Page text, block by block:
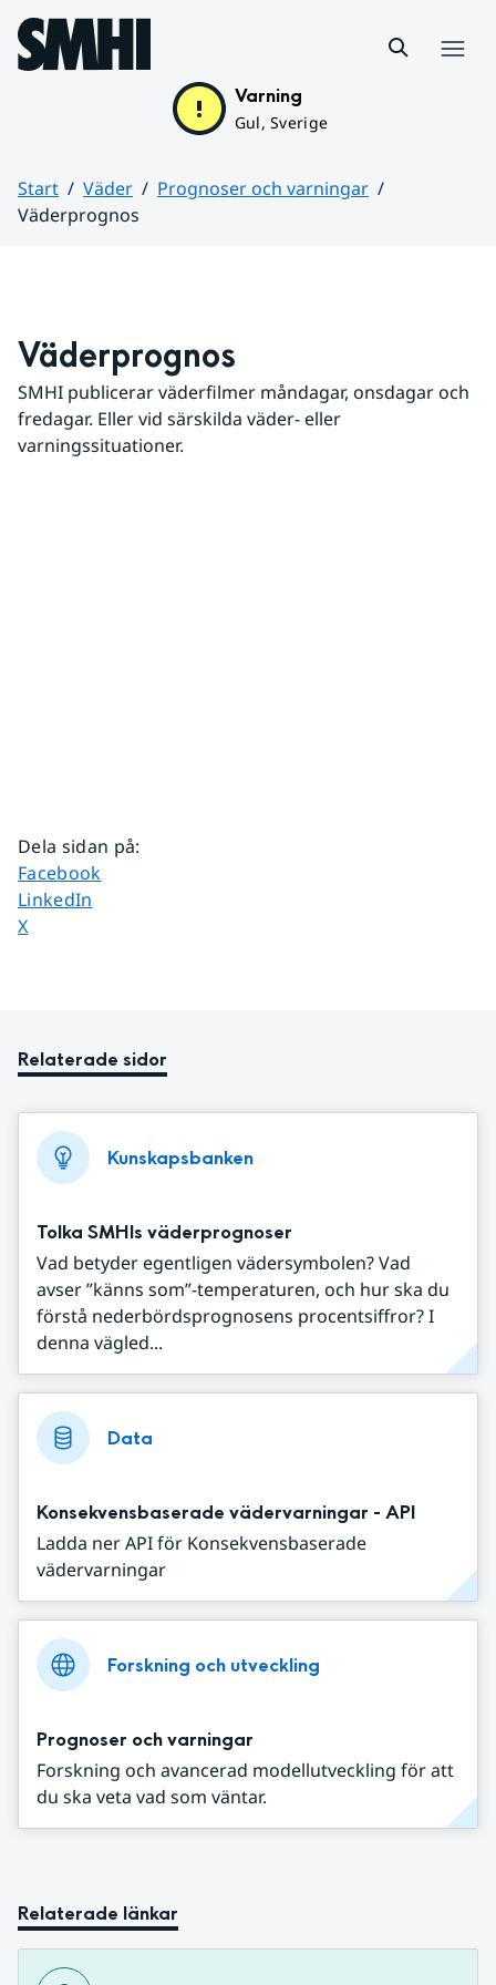
Hoppa till sidans innehåll
Varning
Gul, Sverige
Start Väder
Prognoser och varningar
Väderprognos
Väderprognos
SMHI publicerar väderfilmer måndagar, onsdagar och
fredagar. Eller vid särskilda väder- eller
varningssituationer.
Dela sidan på:
Dela sidan på
Facebook
Dela sidan på
LinkedIn
Dela sidan på
X
Relaterade sidor
Kunskapsbanken
Tolka SMHIs väderprognoser
Vad betyder egentligen vädersymbolen? Vad
avser ”känns som”-temperaturen, och hur ska du
förstå nederbördsprognosens procentsiffror? I
denna vägled...
Data
Konsekvensbaserade vädervarningar - API
Ladda ner API för Konsekvensbaserade
vädervarningar
Forskning och utveckling
Prognoser och varningar
Forskning och avancerad modellutveckling för att
du ska veta vad som väntar.
Relaterade länkar